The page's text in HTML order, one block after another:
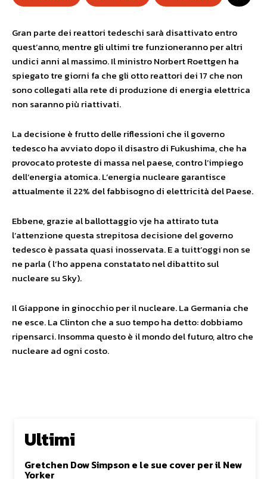
Gran parte dei reattori tedeschi sarà disattivato entro
quest’anno, mentre gli ultimi tre funzioneranno per altri
undici anni al massimo. Il ministro Norbert Roettgen ha
spiegato tre giorni fa che gli otto reattori dei 17 che non
sono collegati alla rete di produzione di energia elettrica
non saranno più riattivati.
La decisione è frutto delle riflessioni che il governo
tedesco ha avviato dopo il disastro di Fukushima, che ha
provocato proteste di massa nel paese, contro l’impiego
dell’energia atomica. L’energia nucleare garantisce
attualmente il 22% del fabbisogno di elettricità del Paese.
Ebbene, grazie al ballottaggio vje ha attirato tuta
l’attenzione questa strepitosa decisione del governo
tedesco è passata quasi inosservata. E a tuitt’oggi non se
ne parla ( l’ho appena constatato nel dibattito sul
nucleare su Sky).
Il Giappone in ginocchio per il nucleare. La Germania che
ne esce. La Clinton che a suo tempo ha detto: dobbiamo
ripensarci. Insomma questo è il mondo del futuro, altro che
nucleare ad ogni costo.
Ultimi
Gretchen Dow Simpson e le sue cover per il New
Yorker